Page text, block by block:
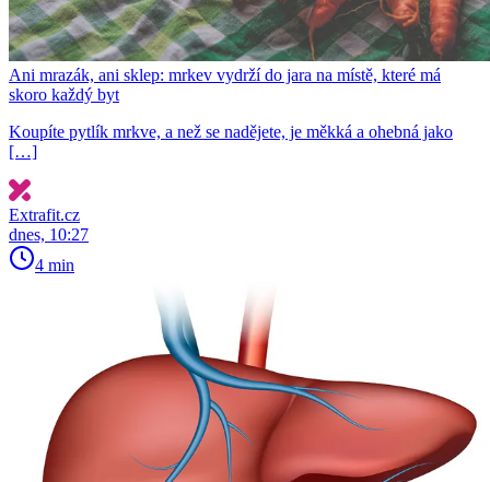
Ani mrazák, ani sklep: mrkev vydrží do jara na místě, které má
skoro každý byt
Koupíte pytlík mrkve, a než se nadějete, je měkká a ohebná jako
[…]
Extrafit.cz
dnes, 10:27
4 min